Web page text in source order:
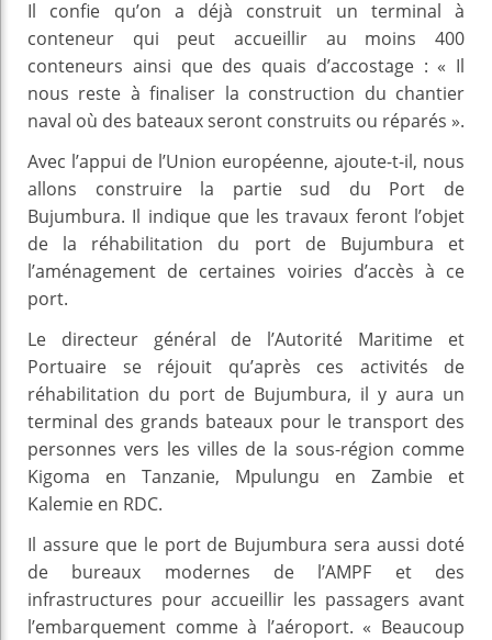
Il confie qu’on a déjà construit un terminal à
conteneur qui peut accueillir au moins 400
conteneurs ainsi que des quais d’accostage : « Il
nous reste à finaliser la construction du chantier
naval où des bateaux seront construits ou réparés ».
Avec l’appui de l’Union européenne, ajoute-t-il, nous
allons construire la partie sud du Port de
Bujumbura. Il indique que les travaux feront l’objet
de la réhabilitation du port de Bujumbura et
l’aménagement de certaines voiries d’accès à ce
port.
Le directeur général de l’Autorité Maritime et
Portuaire se réjouit qu’après ces activités de
réhabilitation du port de Bujumbura, il y aura un
terminal des grands bateaux pour le transport des
personnes vers les villes de la sous-région comme
Kigoma en Tanzanie, Mpulungu en Zambie et
Kalemie en RDC.
Il assure que le port de Bujumbura sera aussi doté
de bureaux modernes de l’AMPF et des
infrastructures pour accueillir les passagers avant
l’embarquement comme à l’aéroport. « Beaucoup